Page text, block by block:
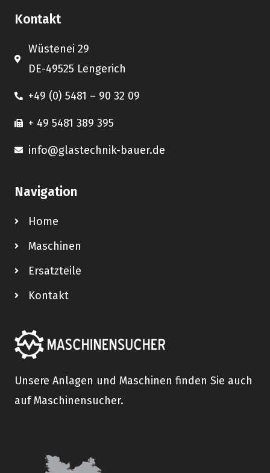
Kontakt
Wüstenei 29
DE-49525 Lengerich
+49 (0) 5481 – 90 32 09
+ 49 5481 389 395
info@glastechnik-bauer.de
Navigation
Home
Maschinen
Ersatzteile
Kontakt
Unsere Anlagen und Maschinen finden Sie auch
auf Maschinensucher.